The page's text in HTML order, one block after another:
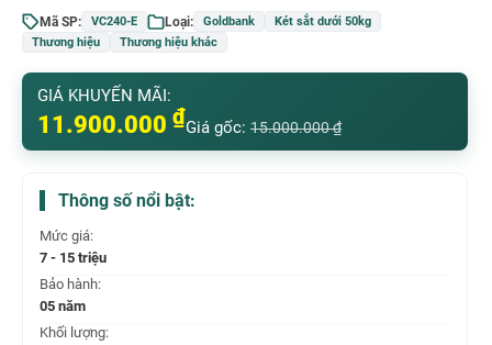
Mã SP: VC240-E Loại: Goldbank
Két sắt dưới 50kg
Thương hiệu
Thương hiệu khác
GIÁ KHUYẾN MÃI:
11.900.000 ₫Giá gốc: 15.000.000₫
Thông số nổi bật:
Mức giá:
7 - 15 triệu
Bảo hành:
05 năm
Khối lượng: